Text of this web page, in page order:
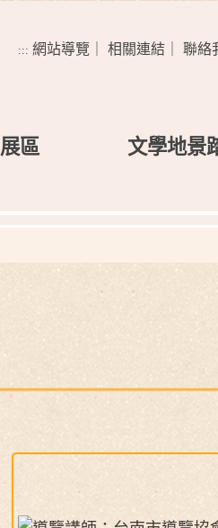
::: 網站導覽 相關連結 聯絡
展區 文學地景